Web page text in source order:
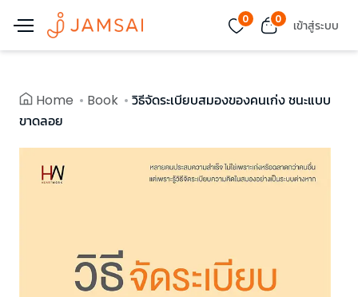
0 0 เข้าสู่ระบบ
Home Book
วิธีจัดระเบียบสมองของคนเก่ง ชนะแบบ
ขาดลอย